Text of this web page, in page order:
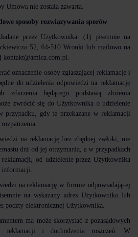
Umowa nie została zawarta.
sposoby rozwiązywania sporów
przez Użytkownika: (1) pisemnie na
52, 64-510 Wronki lub mailowo na
kontakt@amica.com.pl .
oznaczenie osoby zgłaszającej reklamację i
do udzielenia odpowiedzi na reklamację
będącego podstawą złożenia
zwrócić się do Użytkownika o udzielenie
przypadku, gdy te przekazane w reklamacji
na reklamację bez zbędnej zwłoki, nie
dni od jej otrzymania, a w przypadkach
reklamacji, od udzielenie przez Użytkownika
informacji.
na reklamację w formie odpowiadającej
na wskazany adres Użytkownika lub
poczty elektronicznej Użytkownika.
ma może skorzystać z pozasądowych
reklamacji i dochodzenia roszczeń. W